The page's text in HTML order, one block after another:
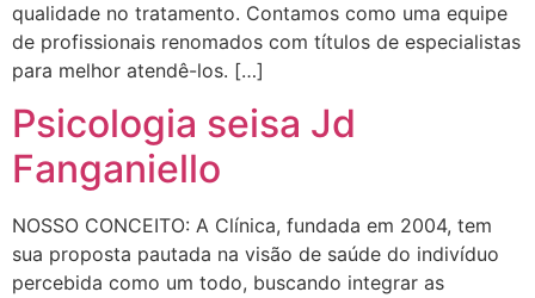
qualidade no tratamento. Contamos como uma equipe
de profissionais renomados com títulos de especialistas
para melhor atendê-los. […]
Psicologia seisa Jd
Fanganiello
NOSSO CONCEITO: A Clínica, fundada em 2004, tem
sua proposta pautada na visão de saúde do indivíduo
percebida como um todo, buscando integrar as